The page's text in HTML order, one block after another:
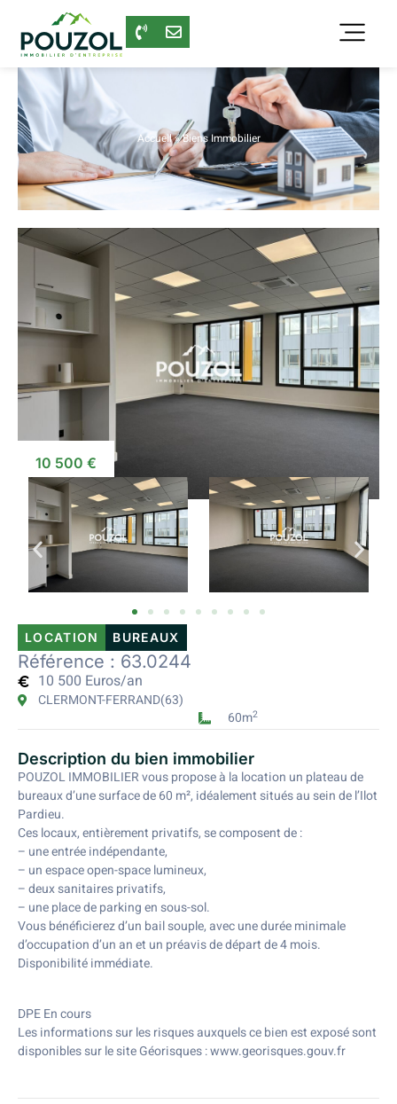
Accueil»Biens Immobilier
10 500 €
LOCATION BUREAUX
Référence : 63.0244
10 500 Euros/an
CLERMONT-FERRAND(63)
60m2
Description du bien immobilier
POUZOL IMMOBILIER vous propose à la location un plateau de
bureaux d’une surface de 60 m², idéalement situés au sein de l’Ilot
Pardieu.
Ces locaux, entièrement privatifs, se composent de :
– une entrée indépendante,
– un espace open-space lumineux,
– deux sanitaires privatifs,
– une place de parking en sous-sol.
Vous bénéficierez d’un bail souple, avec une durée minimale
d’occupation d’un an et un préavis de départ de 4 mois.
Disponibilité immédiate.
DPE En cours
Les informations sur les risques auxquels ce bien est exposé sont
disponibles sur le site Géorisques : www.georisques.gouv.fr